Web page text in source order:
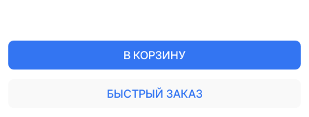
В КОРЗИНУ
БЫСТРЫЙ ЗАКАЗ